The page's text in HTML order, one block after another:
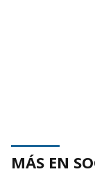
MÁS EN